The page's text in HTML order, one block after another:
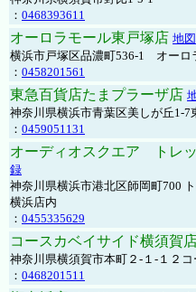
： 0468393611
オーロラモール東戸塚店 地図
横浜市戸塚区品濃町536-1 オーロ
： 0458201561
東急百貨店たまプラーザ店
神奈川県横浜市青葉区美しが丘1-
： 0459051131
オーディオスクエア トレ
録
神奈川県横浜市港北区師岡町700
横浜店内
： 0455335629
コースカベイサイド横須賀
神奈川県横須賀市本町２-１-１２
： 0468201511